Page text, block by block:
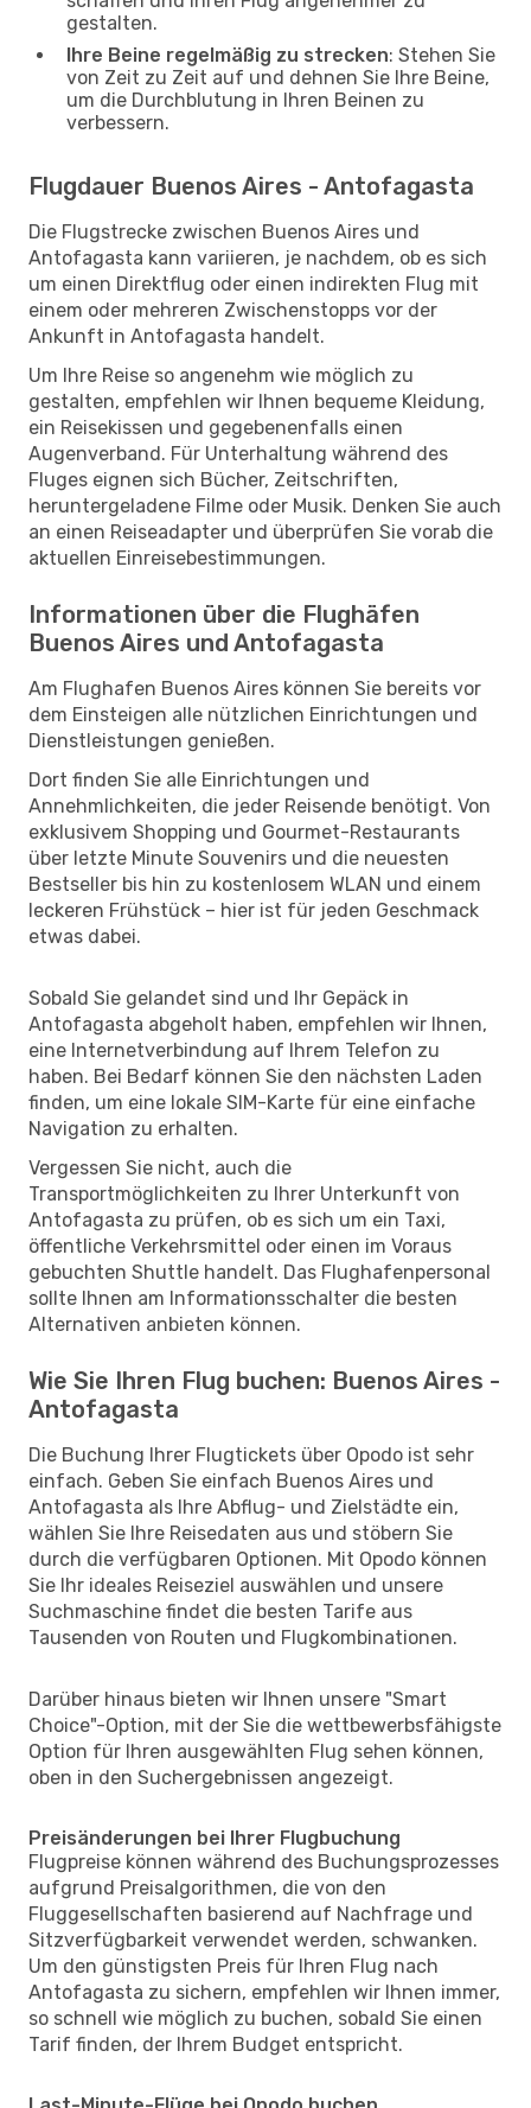
gestalten.
Ihre Beine regelmäßig zu strecken: Stehen Sie
von Zeit zu Zeit auf und dehnen Sie Ihre Beine,
um die Durchblutung in Ihren Beinen zu
verbessern.
Flugdauer Buenos Aires - Antofagasta
Die Flugstrecke zwischen Buenos Aires und
Antofagasta kann variieren, je nachdem, ob es sich
um einen Direktflug oder einen indirekten Flug mit
einem oder mehreren Zwischenstopps vor der
Ankunft in Antofagasta handelt.
Um Ihre Reise so angenehm wie möglich zu
gestalten, empfehlen wir Ihnen bequeme Kleidung,
ein Reisekissen und gegebenenfalls einen
Augenverband. Für Unterhaltung während des
Fluges eignen sich Bücher, Zeitschriften,
heruntergeladene Filme oder Musik. Denken Sie auch
an einen Reiseadapter und überprüfen Sie vorab die
aktuellen Einreisebestimmungen.
Informationen über die Flughäfen
Buenos Aires und Antofagasta
Am Flughafen Buenos Aires können Sie bereits vor
dem Einsteigen alle nützlichen Einrichtungen und
Dienstleistungen genießen.
Dort finden Sie alle Einrichtungen und
Annehmlichkeiten, die jeder Reisende benötigt. Von
exklusivem Shopping und Gourmet-Restaurants
über letzte Minute Souvenirs und die neuesten
Bestseller bis hin zu kostenlosem WLAN und einem
leckeren Frühstück – hier ist für jeden Geschmack
etwas dabei.
Sobald Sie gelandet sind und Ihr Gepäck in
Antofagasta abgeholt haben, empfehlen wir Ihnen,
eine Internetverbindung auf Ihrem Telefon zu
haben. Bei Bedarf können Sie den nächsten Laden
finden, um eine lokale SIM-Karte für eine einfache
Navigation zu erhalten.
Vergessen Sie nicht, auch die
Transportmöglichkeiten zu Ihrer Unterkunft von
Antofagasta zu prüfen, ob es sich um ein Taxi,
öffentliche Verkehrsmittel oder einen im Voraus
gebuchten Shuttle handelt. Das Flughafenpersonal
sollte Ihnen am Informationsschalter die besten
Alternativen anbieten können.
Wie Sie Ihren Flug buchen: Buenos Aires -
Antofagasta
Die Buchung Ihrer Flugtickets über Opodo ist sehr
einfach. Geben Sie einfach Buenos Aires und
Antofagasta als Ihre Abflug- und Zielstädte ein,
wählen Sie Ihre Reisedaten aus und stöbern Sie
durch die verfügbaren Optionen. Mit Opodo können
Sie Ihr ideales Reiseziel auswählen und unsere
Suchmaschine findet die besten Tarife aus
Tausenden von Routen und Flugkombinationen.
Darüber hinaus bieten wir Ihnen unsere "Smart
Choice"-Option, mit der Sie die wettbewerbsfähigste
Option für Ihren ausgewählten Flug sehen können,
oben in den Suchergebnissen angezeigt.
Preisänderungen bei Ihrer Flugbuchung
Flugpreise können während des Buchungsprozesses
aufgrund Preisalgorithmen, die von den
Fluggesellschaften basierend auf Nachfrage und
Sitzverfügbarkeit verwendet werden, schwanken.
Um den günstigsten Preis für Ihren Flug nach
Antofagasta zu sichern, empfehlen wir Ihnen immer,
so schnell wie möglich zu buchen, sobald Sie einen
Tarif finden, der Ihrem Budget entspricht.